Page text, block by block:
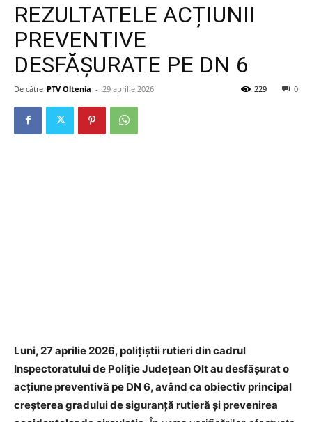
REZULTATELE ACȚIUNII
PREVENTIVE
DESFĂȘURATE PE DN 6
De către PTV Oltenia - 29 aprilie 2026 0
229
Luni, 27 aprilie 2026, polițiștii rutieri din cadrul
Inspectoratului de Poliție Județean Olt au desfășurat o
acțiune preventivă pe DN 6, având ca obiectiv principal
creșterea gradului de siguranță rutieră și prevenirea